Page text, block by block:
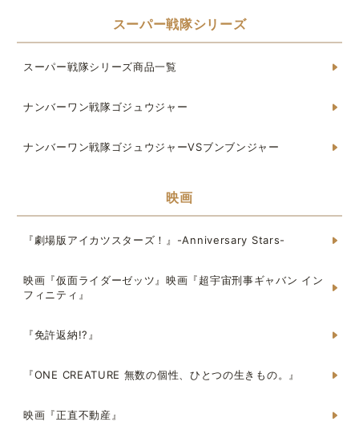
スーパー戦隊シリーズ
スーパー戦隊シリーズ商品一覧
ナンバーワン戦隊ゴジュウジャー
ナンバーワン戦隊ゴジュウジャーVSブンブンジャー
映画
『劇場版アイカツスターズ！』-Anniversary Stars-
映画『仮面ライダーゼッツ』映画『超宇宙刑事ギャバン イン
フィニティ』
『免許返納!?』
『ONE CREATURE 無数の個性、ひとつの生きもの。』
映画『正直不動産』